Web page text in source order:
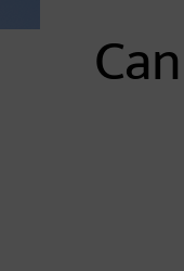
Image d'illustration de